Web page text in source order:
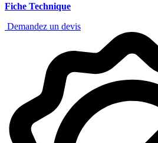
Fiche Technique
Demandez un devis